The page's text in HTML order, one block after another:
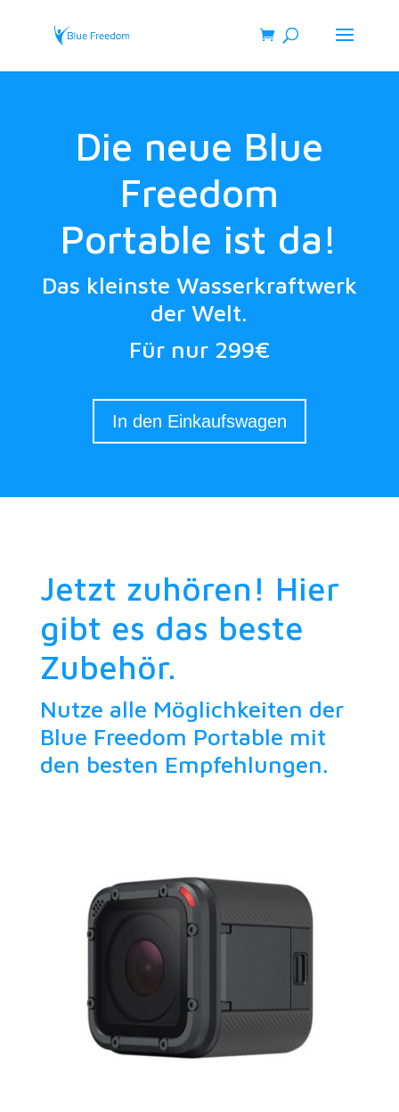
Die neue Blue
Freedom
Portable ist da!
Das kleinste Wasserkraftwerk
der Welt.
Für nur 299€
In den Einkaufswagen
Jetzt zuhören! Hier
gibt es das beste
Zubehör.
Nutze alle Möglichkeiten der
Blue Freedom Portable mit
den besten Empfehlungen.